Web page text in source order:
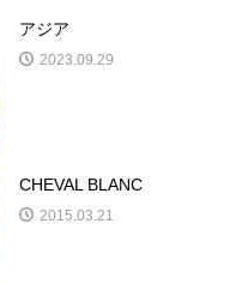
アジア
2023.09.29
CHEVAL BLANC
2015.03.21